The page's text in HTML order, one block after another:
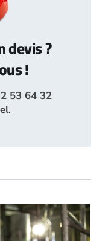
devis ?
!
53 64 32
.